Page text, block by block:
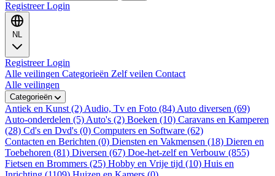
RegistreerLogin
NL
RegistreerLogin
Alle veilingen Categorieën Zelf veilen Contact
Alle veilingen
Categorieën
Antiek en Kunst (2) Audio, Tv en Foto (84) Auto diversen (69)
Auto-onderdelen (5) Auto's (2) Boeken (10) Caravans en Kamperen
(28) Cd's en Dvd's (0) Computers en Software (62)
Contacten en Berichten (0) Diensten en Vakmensen (18) Dieren en
Toebehoren (81) Diversen (67) Doe-het-zelf en Verbouw (855)
Fietsen en Brommers (25) Hobby en Vrije tijd (10) Huis en